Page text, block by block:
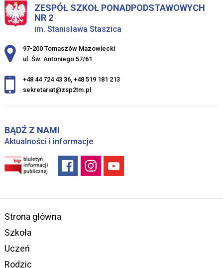
ZESPÓŁ SZKOŁ PONADPODSTAWOWYCH
NR 2
im. Stanisława Staszica
Adres pocztowy:
97-200 Tomaszów Mazowiecki
ul. Św. Antoniego 57/61
+48 44 724 43 36, +48 519 181 213
sekretariat@zsp2tm.pl
BĄDŹ Z NAMI
Aktualności i informacje
Strona główna
Szkoła
Uczeń
Rodzic